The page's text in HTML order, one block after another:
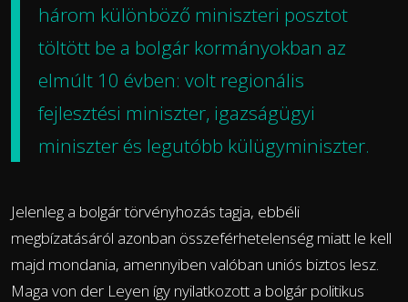
három különböző miniszteri posztot
töltött be a bolgár kormányokban az
elmúlt 10 évben: volt regionális
fejlesztési miniszter, igazságügyi
miniszter és legutóbb külügyminiszter.
Jelenleg a bolgár törvényhozás tagja, ebbéli
megbízatásáról azonban összeférhetelenség miatt le kell
majd mondania, amennyiben valóban uniós biztos lesz.
Maga von der Leyen így nyilatkozott a bolgár politikus